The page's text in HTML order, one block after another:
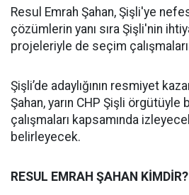
Resul Emrah Şahan, Şişli'ye
çözümlerin yanı sıra Şişli'nin
projeleriyle de seçim
Şişli’de adaylığının resmiyet
Şahan, yarın CHP Şişli
çalışmaları kapsamında
belirleyecek.
RESUL EMRAH ŞAHAN KİMDİR?